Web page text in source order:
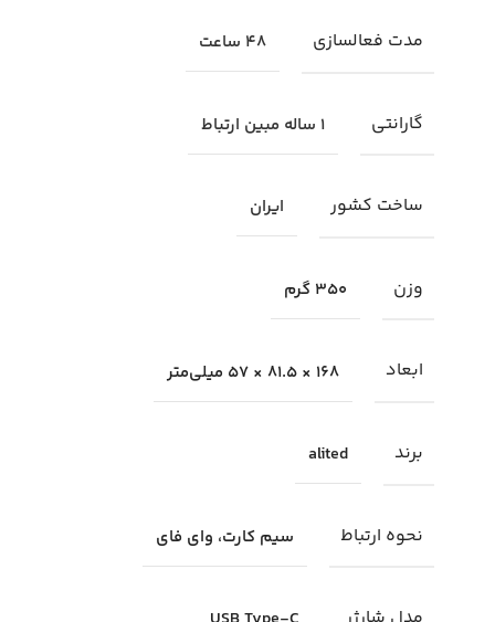
مدت فعالسازی 48 ساعت
گارانتی 1 ساله مبین ارتباط
ساخت کشور ایران
وزن 350 گرم
ابعاد 168 × 81.5 × 57 میلی‌متر
برند alited
نحوه ارتباط سیم کارت، وای فای